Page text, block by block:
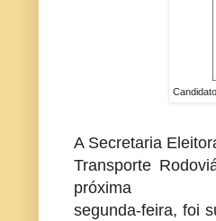
A Secretaria
Transporte
próxima
segunda-feira, foi